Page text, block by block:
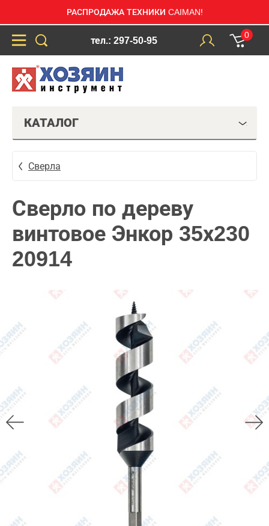
РАСПРОДАЖА ТЕХНИКИ CAIMAN!
тел.: 297-50-95
0
КАТАЛОГ
Сверла
Сверло по дереву
винтовое Энкор 35х230
20914